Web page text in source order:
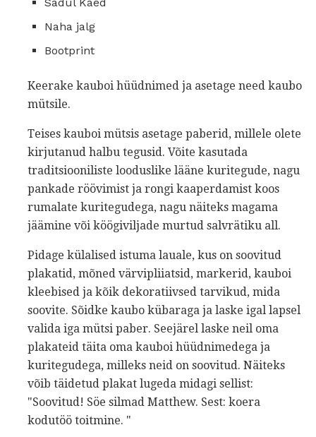
Naha jalg
Bootprint
Keerake kauboi hüüdnimed ja asetage need kaubo
mütsile.
Teises kauboi mütsis asetage paberid, millele olete
kirjutanud halbu tegusid. Võite kasutada
traditsiooniliste looduslike lääne kuritegude, nagu
pankade röövimist ja rongi kaaperdamist koos
rumalate kuritegudega, nagu näiteks magama
jäämine või köögiviljade murtud salvrätiku all.
Pidage külalised istuma lauale, kus on soovitud
plakatid, mõned värvipliiatsid, markerid, kauboi
kleebised ja kõik dekoratiivsed tarvikud, mida
soovite. Sõidke kaubo kübaraga ja laske igal lapsel
valida iga mütsi paber. Seejärel laske neil oma
plakateid täita oma kauboi hüüdnimedega ja
kuritegudega, milleks neid on soovitud. Näiteks
võib täidetud plakat lugeda midagi sellist:
"Soovitud! Söe silmad Matthew. Sest: koera
kodutöö toitmine. "